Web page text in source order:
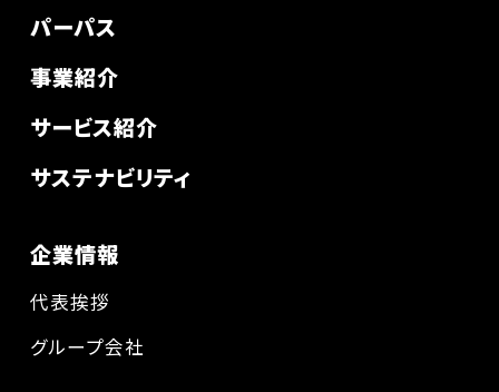
パーパス
事業紹介
サービス紹介
サステナビリティ
企業情報
代表挨拶
グループ会社